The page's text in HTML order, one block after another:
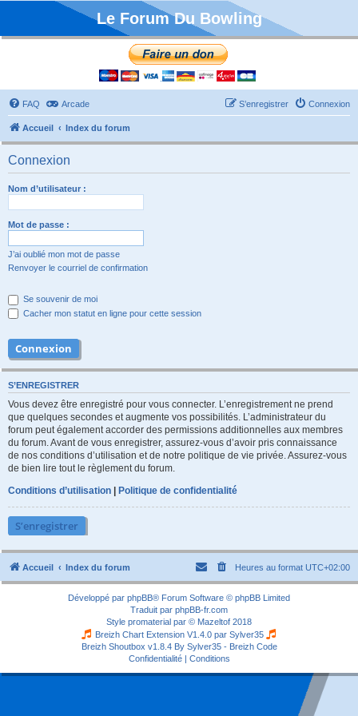
Le Forum Du Bowling
FAQ Arcade Connexion
S’enregistrer
Accueil Index du forum
Connexion
Nom d’utilisateur :
Mot de passe :
J’ai oublié mon mot de passe
Renvoyer le courriel de confirmation
Se souvenir de moi
Cacher mon statut en ligne pour cette session
S’ENREGISTRER
Vous devez être enregistré pour vous connecter. L’enregistrement ne prend
que quelques secondes et augmente vos possibilités. L’administrateur du
forum peut également accorder des permissions additionnelles aux membres
du forum. Avant de vous enregistrer, assurez-vous d’avoir pris connaissance
de nos conditions d’utilisation et de notre politique de vie privée. Assurez-vous
de bien lire tout le règlement du forum.
Conditions d’utilisation | Politique de confidentialité
S’enregistrer
Accueil Index du forum Heures au format UTC+02:00
Développé par phpBB® Forum Software © phpBB Limited
Traduit par phpBB-fr.com
Style promaterial par © Mazeltof 2018
Breizh Chart Extension V1.4.0 par Sylver35
Breizh Shoutbox v1.8.4 By Sylver35 - Breizh Code
Confidentialité| Conditions